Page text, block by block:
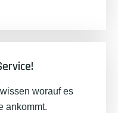
worauf es
ankommt.